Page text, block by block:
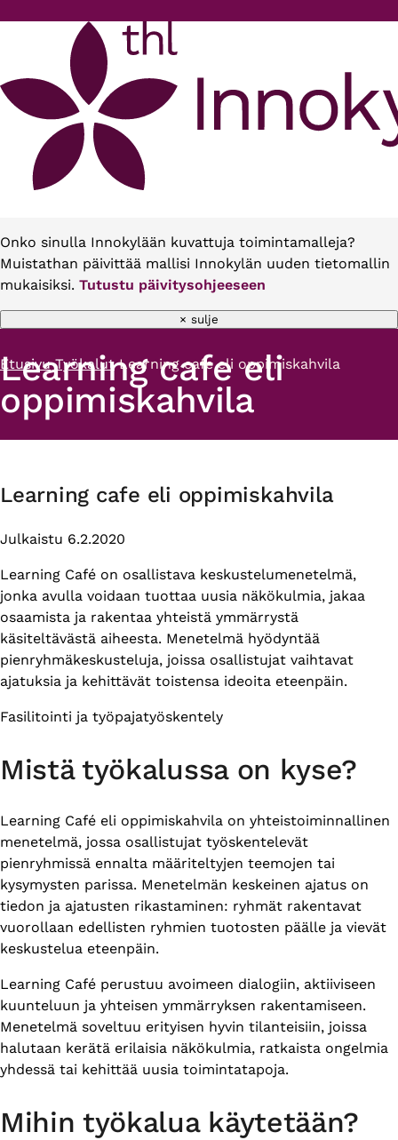
Onko sinulla Innokylään kuvattuja toimintamalleja?
Muistathan päivittää mallisi Innokylän uuden tietomallin
mukaisiksi. Tutustu päivitysohjeeseen
× sulje
Murupolku
Etusivu Työkalut Learning cafe eli oppimiskahvila
Learning cafe eli
oppimiskahvila
Learning cafe eli oppimiskahvila
Julkaistu 6.2.2020
Learning Café on osallistava keskustelumenetelmä,
jonka avulla voidaan tuottaa uusia näkökulmia, jakaa
osaamista ja rakentaa yhteistä ymmärrystä
käsiteltävästä aiheesta. Menetelmä hyödyntää
pienryhmäkeskusteluja, joissa osallistujat vaihtavat
ajatuksia ja kehittävät toistensa ideoita eteenpäin.
Themes
Fasilitointi ja työpajatyöskentely
Mistä työkalussa on kyse?
Learning Café eli oppimiskahvila on yhteistoiminnallinen
menetelmä, jossa osallistujat työskentelevät
pienryhmissä ennalta määriteltyjen teemojen tai
kysymysten parissa. Menetelmän keskeinen ajatus on
tiedon ja ajatusten rikastaminen: ryhmät rakentavat
vuorollaan edellisten ryhmien tuotosten päälle ja vievät
keskustelua eteenpäin.
Learning Café perustuu avoimeen dialogiin, aktiiviseen
kuunteluun ja yhteisen ymmärryksen rakentamiseen.
Menetelmä soveltuu erityisen hyvin tilanteisiin, joissa
halutaan kerätä erilaisia näkökulmia, ratkaista ongelmia
yhdessä tai kehittää uusia toimintatapoja.
Mihin työkalua käytetään?